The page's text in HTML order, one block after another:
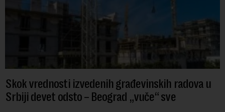
Skok vrednosti izvedenih građevinskih radova u
Srbiji devet odsto – Beograd „vuče“ sve